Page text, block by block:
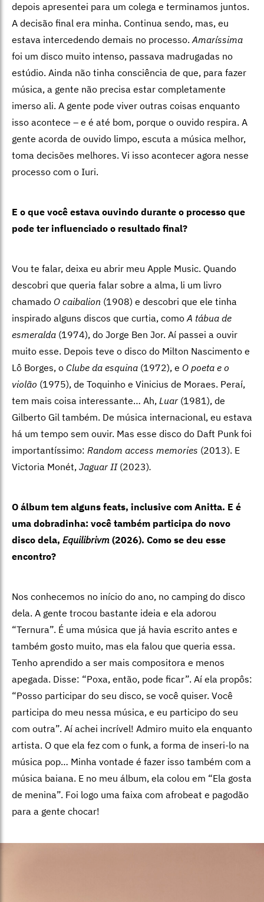
depois apresentei para um colega e terminamos juntos.
A decisão final era minha. Continua sendo, mas, eu
estava intercedendo demais no processo. Amaríssima
foi um disco muito intenso, passava madrugadas no
estúdio. Ainda não tinha consciência de que, para fazer
música, a gente não precisa estar completamente
imerso ali. A gente pode viver outras coisas enquanto
isso acontece – e é até bom, porque o ouvido respira. A
gente acorda de ouvido limpo, escuta a música melhor,
toma decisões melhores. Vi isso acontecer agora nesse
processo com o Iuri.
E o que você estava ouvindo durante o processo que
pode ter influenciado o resultado final?
Vou te falar, deixa eu abrir meu Apple Music. Quando
descobri que queria falar sobre a alma, li um livro
chamado O caibalion (1908) e descobri que ele tinha
inspirado alguns discos que curtia, como A tábua de
esmeralda (1974), do Jorge Ben Jor. Aí passei a ouvir
muito esse. Depois teve o disco do Milton Nascimento e
Lô Borges, o Clube da esquina (1972), e O poeta e o
violão (1975), de Toquinho e Vinicius de Moraes. Peraí,
tem mais coisa interessante… Ah, Luar (1981), de
Gilberto Gil também. De música internacional, eu estava
há um tempo sem ouvir. Mas esse disco do Daft Punk foi
importantíssimo: Random access memories (2013). E
Victoria Monét, Jaguar II (2023).
O álbum tem alguns feats, inclusive com Anitta. E é
uma dobradinha: você também participa do novo
disco dela, Equilibrivm (2026). Como se deu esse
encontro?
Nos conhecemos no início do ano, no camping do disco
dela. A gente trocou bastante ideia e ela adorou
“Ternura”. É uma música que já havia escrito antes e
também gosto muito, mas ela falou que queria essa.
Tenho aprendido a ser mais compositora e menos
apegada. Disse: “Poxa, então, pode ficar”. Aí ela propôs:
“Posso participar do seu disco, se você quiser. Você
participa do meu nessa música, e eu participo do seu
com outra”. Aí achei incrível! Admiro muito ela enquanto
artista. O que ela fez com o funk, a forma de inseri-lo na
música pop… Minha vontade é fazer isso também com a
música baiana. E no meu álbum, ela colou em “Ela gosta
de menina”. Foi logo uma faixa com afrobeat e pagodão
para a gente chocar!